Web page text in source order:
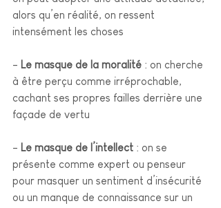
alors qu’en réalité, on ressent
intensément les choses
- Le masque de la moralité : on cherche
à être perçu comme irréprochable,
cachant ses propres failles derrière une
façade de vertu
- Le masque de l’intellect : on se
présente comme expert ou penseur
pour masquer un sentiment d’insécurité
ou un manque de connaissance sur un